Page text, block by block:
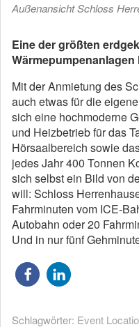
Außenansicht Schloss
Eine der größten
Mit der Anmietung des
auch etwas für die
sich eine hochmoderne
und Heizbetrieb für das
Hörsaalbereich sowie
jedes Jahr 400 Tonnen
sich selbst ein Bild von
will: Schloss
Fahrminuten vom ICE-
Autobahn oder 20
Und in nur fünf
Schlagwörter: Event